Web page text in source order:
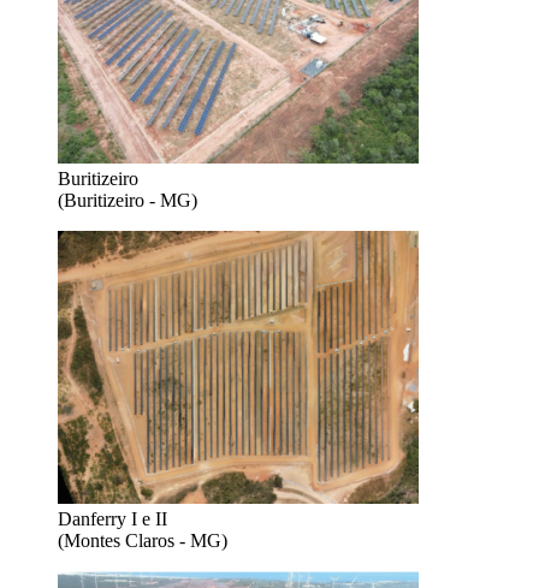
Buritizeiro
(Buritizeiro - MG)
Danferry I e II
(Montes Claros - MG)